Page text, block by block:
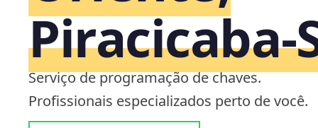
Serviço de programação de chaves.
Profissionais especializados perto de você.